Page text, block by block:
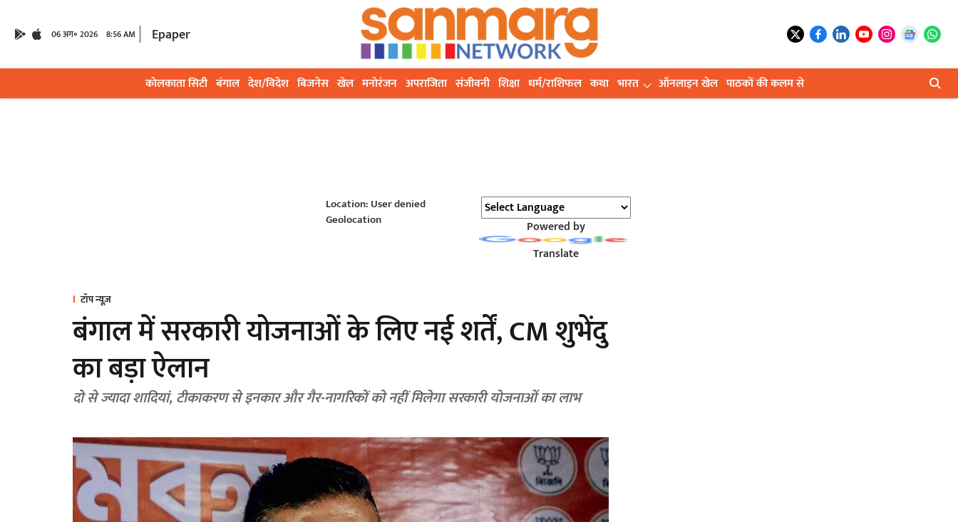
06 अग॰ 2026 8:56 AM Epaper
कोलकाता सिटी बंगाल देश/विदेश बिजनेस खेल मनोरंजन अपराजिता संजीवनी शिक्षा धर्म/राशिफल कथा भारत ऑनलाइन खेल पाठकों की कलम से
Location: User denied
Geolocation
Powered by
Translate
टॉप न्यूज़
बंगाल में सरकारी योजनाओं के लिए नई शर्तें, CM शुभेंदु
का बड़ा ऐलान
दो से ज्यादा शादियां, टीकाकरण से इनकार और गैर-नागरिकों को नहीं मिलेगा सरकारी योजनाओं का लाभ